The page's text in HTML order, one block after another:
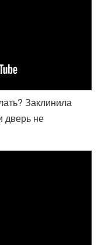
Заклинила
дверь не